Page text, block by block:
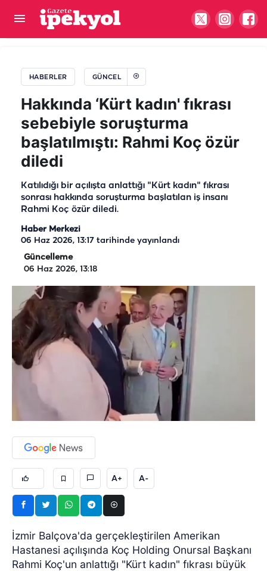
HABERLER GÜNCEL
Hakkında ‘Kürt kadın' fıkrası
sebebiyle soruşturma
başlatılmıştı: Rahmi Koç özür
diledi
Katılıdığı bir açılışta anlattığı "Kürt kadın" fıkrası
sonrası hakkında soruşturma başlatılan iş insanı
Rahmi Koç özür diledi.
Haber Merkezi
06 Haz 2026, 13:17 tarihinde yayınlandı
Güncelleme
06 Haz 2026, 13:18
A+ A-
İzmir Balçova'da gerçekleştirilen Amerikan
Hastanesi açılışında Koç Holding Onursal Başkanı
Rahmi Koç'un anlattığı "Kürt kadın" fıkrası büyük
Urfa'da aileleri tedirgin eden görüntüler!